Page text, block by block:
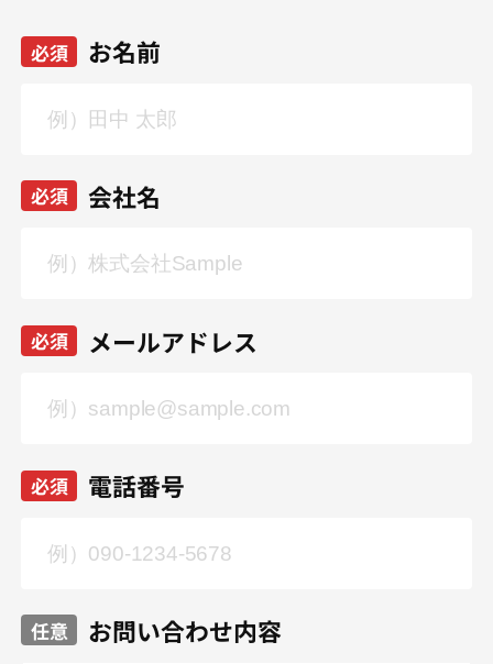
お名前
必須
会社名
必須
メールアドレス
必須
電話番号
必須
お問い合わせ内容
任意